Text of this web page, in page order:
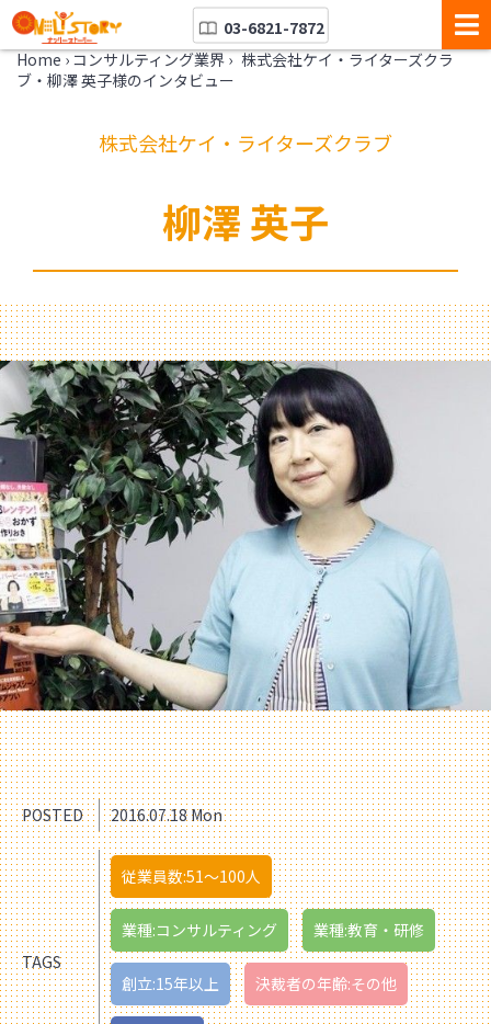
03-6821-7872
Home › コンサルティング業界 › 株式会社ケイ・ライターズクラ
ブ・柳澤 英子様のインタビュー
株式会社ケイ・ライターズクラブ
柳澤 英子
POSTED 2016.07.18 Mon
TAGS
従業員数:51〜100人
業種:コンサルティング 業種:教育・研修
創立:15年以上 決裁者の年齢:その他